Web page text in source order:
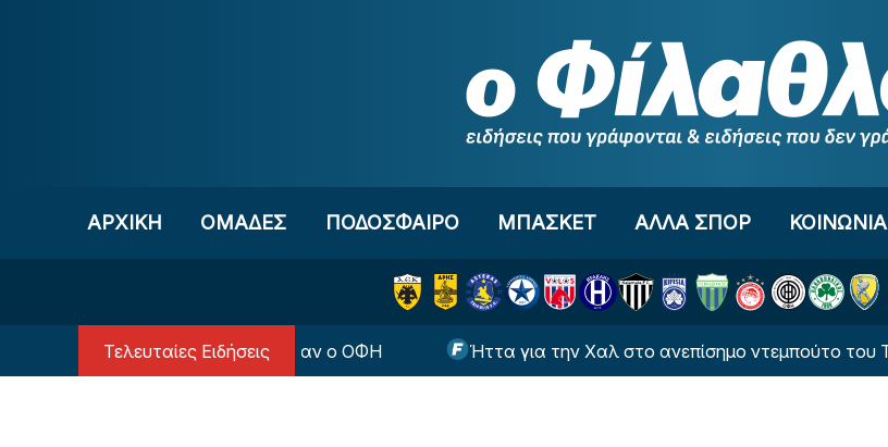
ΑΡΧΙΚΗ OΜΑΔΕΣ ΠΟΔΟΣΦΑΙΡΟ ΜΠΑΣΚΕΤ ΑΛΛΑ ΣΠΟΡ ΚΟΙΝΩΝΙΑ
Τελευταίες Ειδήσεις
Συμφώνησε με τον Ντίκμαν ο ΟΦΗ Ήττα για την Χαλ στο ανεπίσημο ντεμπούτο του Τζολάκη